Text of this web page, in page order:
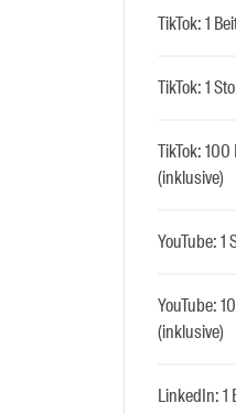
TikTok: 1
TikTok: 1
TikTok:
(inklusive)
YouTube: 1
YouTube:
(inklusive)
LinkedIn: 1